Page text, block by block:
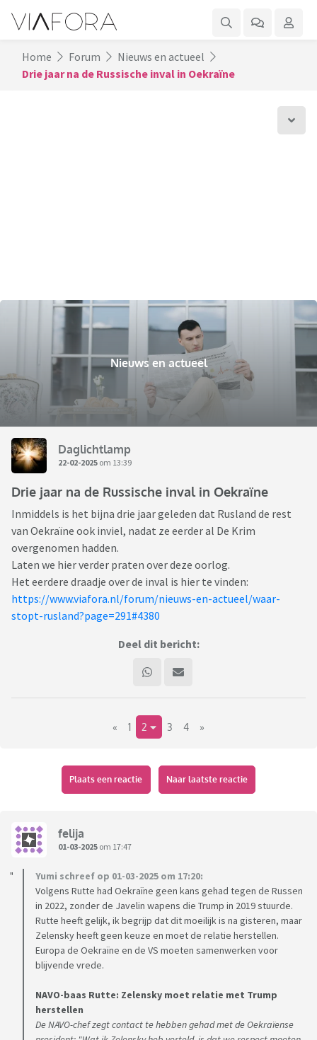
Home Forum
Nieuws en actueel
Drie jaar na de Russische inval in Oekraïne
Nieuws en actueel
Daglichtlamp
22-02-2025 om 13:39
Drie jaar na de Russische inval in Oekraïne
Inmiddels is het bijna drie jaar geleden dat Rusland de rest
van Oekraïne ook inviel, nadat ze eerder al De Krim
overgenomen hadden.
Laten we hier verder praten over deze oorlog.
Het eerdere draadje over de inval is hier te vinden:
https://www.viafora.nl/forum/nieuws-en-actueel/waar-
stopt-rusland?page=291#4380
Deel dit bericht:
« 1 2 3 4 »
Plaats een reactie Naar laatste reactie
felija
01-03-2025 om 17:47
Yumi schreef op 01-03-2025 om 17:20:
Volgens Rutte had Oekraïne geen kans gehad tegen de Russen
in 2022, zonder de Javelin wapens die Trump in 2019 stuurde.
Rutte heeft gelijk, ik begrijp dat dit moeilijk is na gisteren, maar
Zelensky heeft geen keuze en moet de relatie herstellen.
Europa de Oekraïne en de VS moeten samenwerken voor
blijvende vrede.
NAVO-baas Rutte: Zelensky moet relatie met Trump
herstellen
De NAVO-chef zegt contact te hebben gehad met de Oekraïense